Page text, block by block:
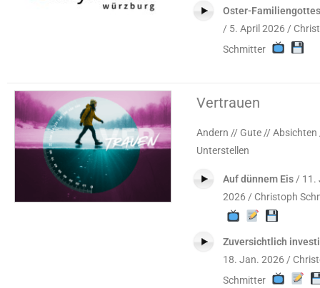
Oster-
/ 5. April 2026 /
Schmitter
Vertrauen
Andern // Gute // Absichten
Unterstellen
Auf dünnem Eis / 11.
2026 / Christoph
Zuversichtlich
18. Jan. 2026 /
Schmitter